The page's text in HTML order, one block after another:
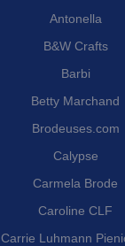
Antonella
B&W Crafts
Barbi
Betty Marchand
Brodeuses.com
Calypse
Carmela Brode
Caroline CLF
Carrie Luhmann